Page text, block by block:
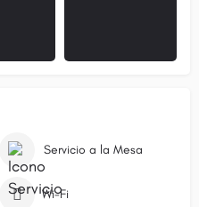
Servicio a la Mesa
Wi-Fi